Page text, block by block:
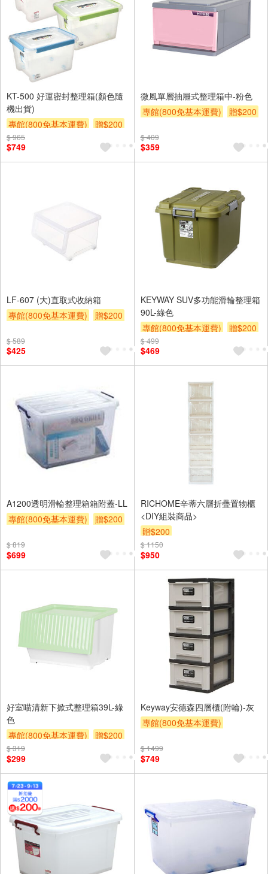
KT-500 好運密封整理箱(顏色隨
機出貨)
專館(800免基本運費)
贈$200
$ 965
$749
微風單層抽屜式整理箱中-粉色
專館(800免基本運費)
贈$200
$ 409
$359
LF-607 (大)直取式收納箱
專館(800免基本運費)
贈$200
$ 589
$425
KEYWAY SUV多功能滑輪整理箱
90L-綠色
專館(800免基本運費)
贈$200
$ 499
$469
A1200透明滑輪整理箱箱附蓋-LL
專館(800免基本運費)
贈$200
$ 819
$699
RICHOME辛蒂六層折疊置物櫃
<DIY組裝商品>
贈$200
$ 1150
$950
好室喵清新下掀式整理箱39L-綠
色
專館(800免基本運費)
贈$200
$ 319
$299
Keyway安德森四層櫃(附輪)-灰
專館(800免基本運費)
贈$200
$ 1499
$749